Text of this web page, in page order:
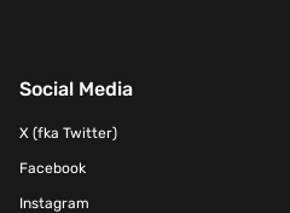
Social Media
X (fka Twitter)
Facebook
Instagram